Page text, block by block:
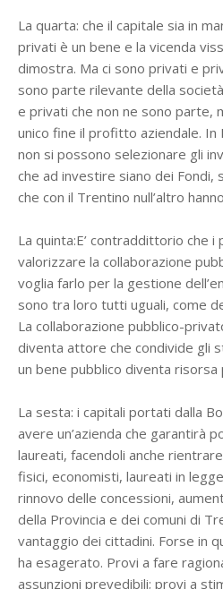
La quarta: che il capitale sia in
privati è un bene e la vicenda
dimostra. Ma ci sono privati e
sono parte rilevante della
e privati che non ne sono parte,
unico fine il profitto aziendale. In
non si possono selezionare gli
che ad investire siano dei Fondi,
che con il Trentino null’altro
La quinta:E’ contraddittorio che
valorizzare la collaborazione
voglia farlo per la gestione
sono tra loro tutti uguali, come
La collaborazione pubblico-
diventa attore che condivide gli
un bene pubblico diventa
La sesta: i capitali portati dalla
avere un’azienda che garantirà
laureati, facendoli anche
fisici, economisti, laureati in
rinnovo delle concessioni,
della Provincia e dei comuni di
vantaggio dei cittadini. Forse in
ha esagerato. Provi a fare
assunzioni prevedibili; provi a